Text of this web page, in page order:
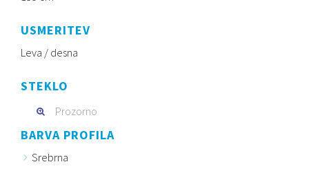
USMERITEV
Leva / desna
STEKLO
Prozorno
BARVA PROFILA
Srebrna